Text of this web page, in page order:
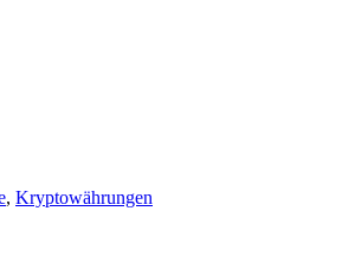
, Kryptowährungen